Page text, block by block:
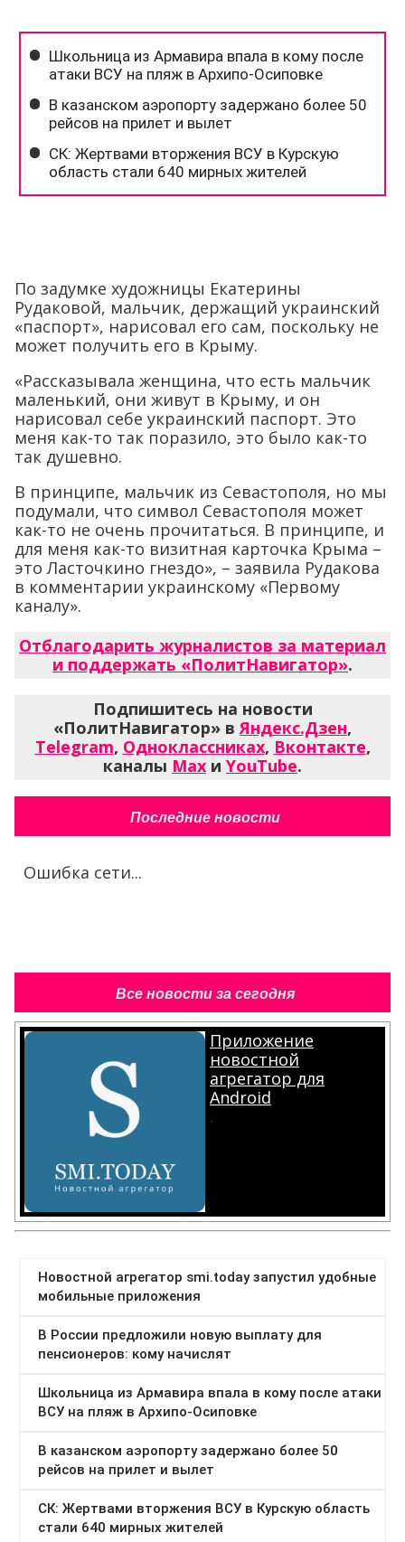
По задумке художницы Екатерины
Рудаковой, мальчик, держащий украинский
«паспорт», нарисовал его сам, поскольку не
может получить его в Крыму.
«Рассказывала женщина, что есть мальчик
маленький, они живут в Крыму, и он
нарисовал себе украинский паспорт. Это
меня как-то так поразило, это было как-то
так душевно.
В принципе, мальчик из Севастополя, но мы
подумали, что символ Севастополя может
как-то не очень прочитаться. В принципе, и
для меня как-то визитная карточка Крыма –
это Ласточкино гнездо», – заявила Рудакова
в комментарии украинскому «Первому
каналу».
Отблагодарить журналистов за материал
и поддержать «ПолитНавигатор».
Подпишитесь на новости
«ПолитНавигатор» в Яндекс.Дзен,
Telegram, Одноклассниках, Вконтакте,
каналы Max и YouTube.
Последние новости
Ошибка сети...
Все новости за сегодня
Приложение
новостной
агрегатор для
Android
.